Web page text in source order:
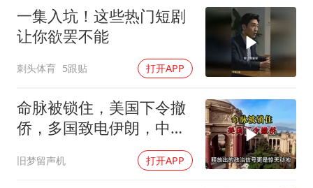
一集入坑！这些热门短剧
让你欲罢不能
刺头体育 5跟贴 打开APP
命脉被锁住，美国下令撤
侨，多国致电伊朗，中国
旧梦留声机 打开APP